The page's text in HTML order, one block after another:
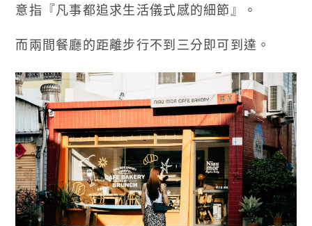
意指『凡事都追求生活儀式感的細節』。
而兩間餐廳的距離步行不到三分即可到達。